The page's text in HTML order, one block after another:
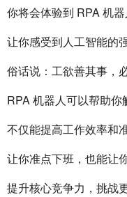
你将会体验到 RPA 机
让你感受到人工智能的
俗话说：工欲善其事，
RPA 机器人可以帮助你
不仅能提高工作效率和
让你准点下班，也能让
提升核心竞争力，挑战